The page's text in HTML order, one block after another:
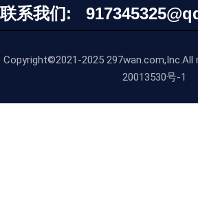
联系我们:
Copyright©2021-2025 297wan.com,Inc.All
20013530号-1